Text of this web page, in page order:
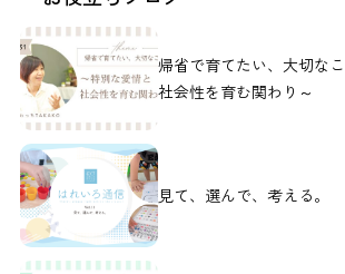
帰省で育てたい、大切な
社会性を育む関わり～
見て、選んで、考える。